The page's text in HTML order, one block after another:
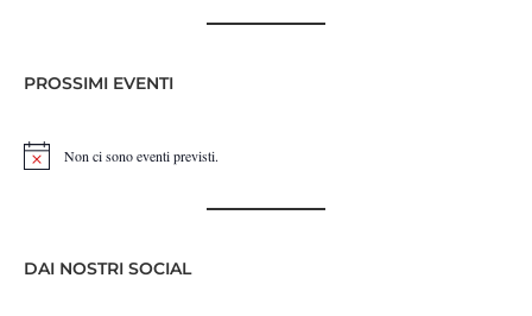
PROSSIMI EVENTI
Notice Non ci sono eventi previsti.
DAI NOSTRI SOCIAL